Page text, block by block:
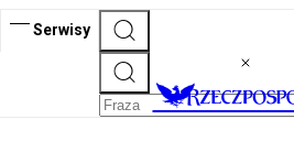
Serwisy